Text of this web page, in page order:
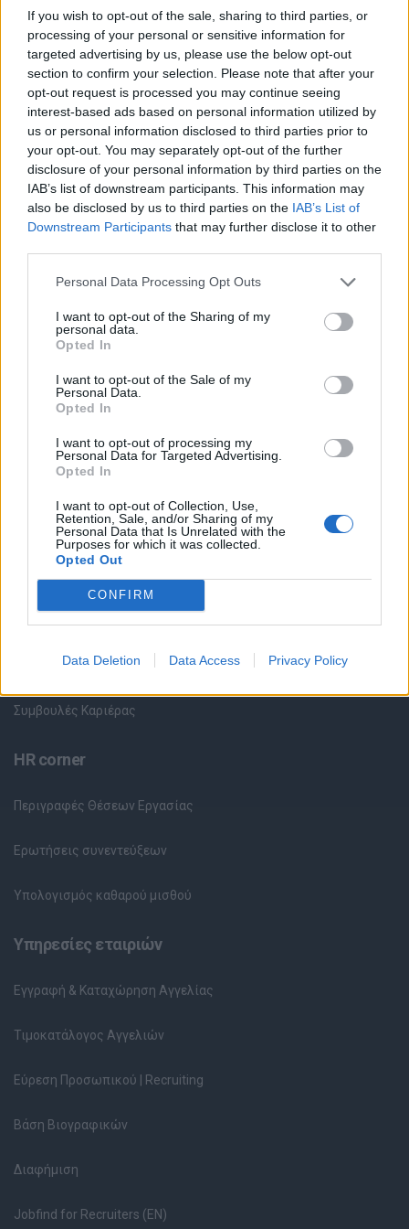
If you wish to opt-out of the sale, sharing to third parties, or
processing of your personal or sensitive information for
targeted advertising by us, please use the below opt-out
section to confirm your selection. Please note that after your
opt-out request is processed you may continue seeing
interest-based ads based on personal information utilized by
us or personal information disclosed to third parties prior to
your opt-out. You may separately opt-out of the further
disclosure of your personal information by third parties on the
IAB’s list of downstream participants. This information may
also be disclosed by us to third parties on the IAB’s List of
Downstream Participants that may further disclose it to other
Personal Data Processing Opt Outs
I want to opt-out of the Sharing of my
personal data.
Opted In
I want to opt-out of the Sale of my
Personal Data.
Opted In
I want to opt-out of processing my
Personal Data for Targeted Advertising.
Opted In
I want to opt-out of Collection, Use,
Retention, Sale, and/or Sharing of my
Personal Data that Is Unrelated with the
Purposes for which it was collected.
Opted Out
CONFIRM
Data Deletion Data Access Privacy Policy
cosmos-jobs.gr & cosmosjobs.com
Για περισσότερες πληροφορίες παρακαλώ επικοινωνήστε στο
2310 887424
** Παρακαλούνται οι ενδιαφερόμενοι όπως αποστείλουν
βιογραφικό σημείωμα
Θέσεις εργασίας
Όλες οι Θέσεις Εργασίας
Θέσεις Εργασίας ανά Ειδικότητα
Θέσεις Εργασίας ανά Εταιρεία
Κέντρο Βοήθειας
Καταχώρηση Online Βιογραφικού
Συμβουλές Καριέρας
HR corner
Περιγραφές Θέσεων Εργασίας
Ερωτήσεις συνεντεύξεων
Υπολογισμός καθαρού μισθού
Υπηρεσίες εταιριών
Εγγραφή & Καταχώρηση Αγγελίας
Τιμοκατάλογος Αγγελιών
Εύρεση Προσωπικού | Recruiting
Βάση Βιογραφικών
Διαφήμιση
Jobfind for Recruiters (EN)